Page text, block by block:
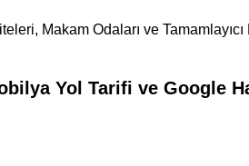
Makam Odaları ve
Yol Tarifi ve Google